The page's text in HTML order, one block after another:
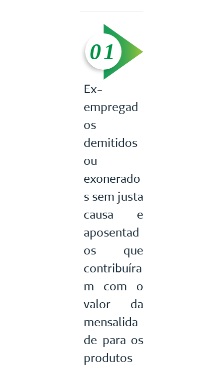
Ex-
empregad
os
demitidos
ou
exonerado
s sem justa
causa e
aposentad
os que
contribuíra
m com o
valor da
mensalida
de para os
produtos